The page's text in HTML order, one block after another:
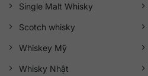
Single Malt Whisky
Scotch whisky
Whiskey Mỹ
Whisky Nhật